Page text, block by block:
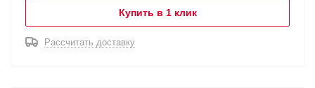
Купить в 1 клик
Рассчитать доставку